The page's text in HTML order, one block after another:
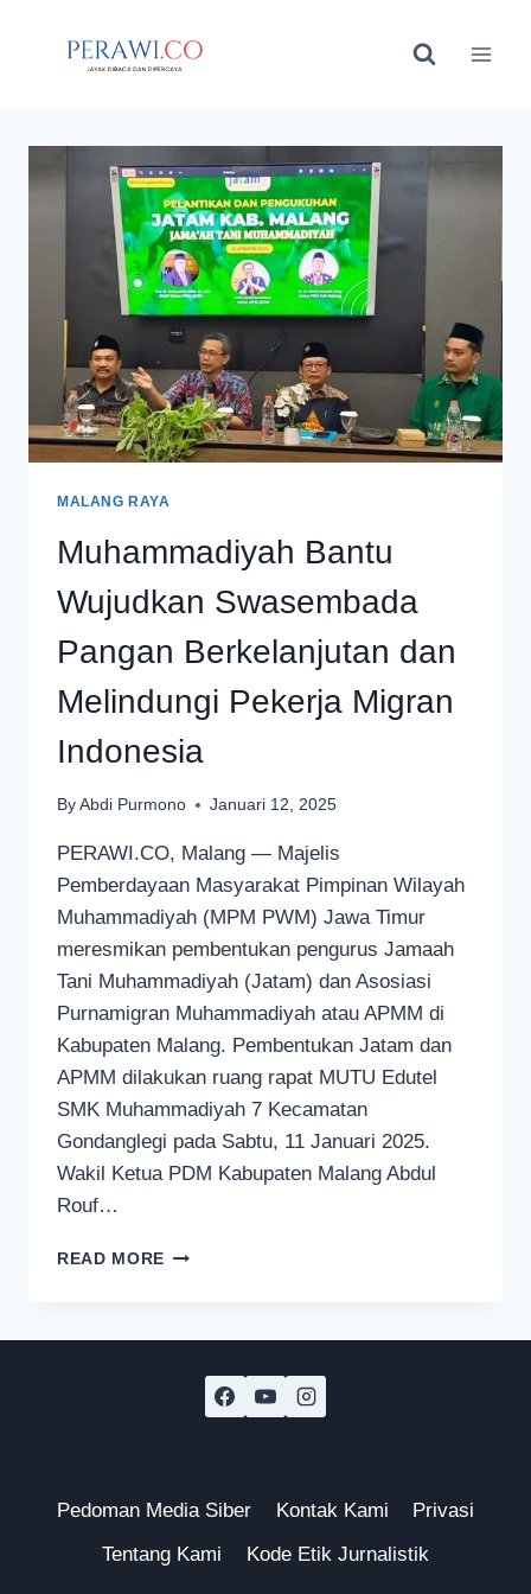
MALANG RAYA
Muhammadiyah Bantu
Wujudkan Swasembada
Pangan Berkelanjutan dan
Melindungi Pekerja Migran
Indonesia
By Abdi Purmono Januari 12, 2025
PERAWI.CO, Malang — Majelis
Pemberdayaan Masyarakat Pimpinan Wilayah
Muhammadiyah (MPM PWM) Jawa Timur
meresmikan pembentukan pengurus Jamaah
Tani Muhammadiyah (Jatam) dan Asosiasi
Purnamigran Muhammadiyah atau APMM di
Kabupaten Malang. Pembentukan Jatam dan
APMM dilakukan ruang rapat MUTU Edutel
SMK Muhammadiyah 7 Kecamatan
Gondanglegi pada Sabtu, 11 Januari 2025.
Wakil Ketua PDM Kabupaten Malang Abdul
Rouf…
READ MORE MUHAMMADIYAH
BERKELANJUTAN
INDONESIA
Pedoman Media Siber Kontak Kami
Privasi
Tentang Kami
Kode Etik Jurnalistik